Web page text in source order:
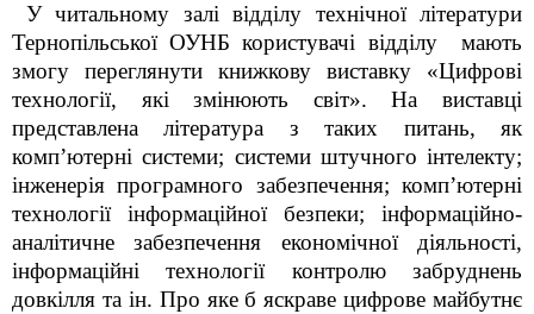
У читальному залі відділу технічної літератури
Тернопільської ОУНБ користувачі відділу мають
змогу переглянути книжкову виставку «Цифрові
технології, які змінюють світ». На виставці
представлена література з таких питань, як
комп’ютерні системи; системи штучного інтелекту;
інженерія програмного забезпечення; комп’ютерні
технології інформаційної безпеки; інформаційно-
аналітичне забезпечення економічної діяльності,
інформаційні технології контролю забруднень
довкілля та ін. Про яке б яскраве цифрове майбутнє